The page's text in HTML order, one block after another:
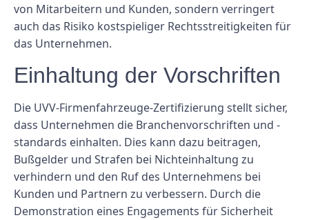
von Mitarbeitern und Kunden, sondern verringert
auch das Risiko kostspieliger Rechtsstreitigkeiten für
das Unternehmen.
Einhaltung der Vorschriften
Die UVV-Firmenfahrzeuge-Zertifizierung stellt sicher,
dass Unternehmen die Branchenvorschriften und -
standards einhalten. Dies kann dazu beitragen,
Bußgelder und Strafen bei Nichteinhaltung zu
verhindern und den Ruf des Unternehmens bei
Kunden und Partnern zu verbessern. Durch die
Demonstration eines Engagements für Sicherheit